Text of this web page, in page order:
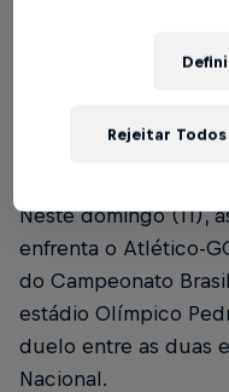
Escrito por Red Bull
Neste domingo (11),
enfrenta o Atlético-
do Campeonato
estádio Olímpico
duelo entre as duas
Nacional.
Rejeitar Todos